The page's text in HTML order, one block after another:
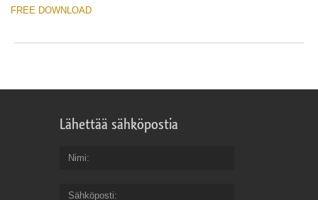
FREE DOWNLOAD
Lähettää sähköpostia
Nimi
Sähköposti